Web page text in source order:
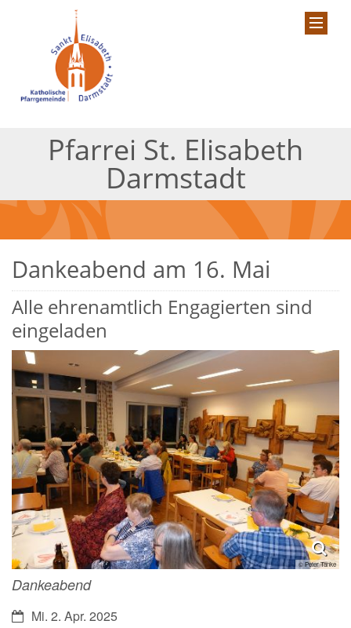
Pfarrei St. Elisabeth
Darmstadt
Dankeabend am 16. Mai
Alle ehrenamtlich Engagierten sind
eingeladen
© Peter Tanke
Dankeabend
Datum:Mi. 2. Apr. 2025